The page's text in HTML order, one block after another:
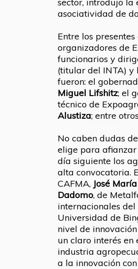
asociatividad de
Entre los
organizadores de
funcionarios y
(titular del INTA) y
fueron: el
Miguel Lifshitz; el
técnico de
Alustiza; entre
No caben dudas
elige para afianzar
día siguiente los
alta convocatoria.
CAFMA, José
Dadomo, de
internacionales del
Universidad de
nivel de
un claro interés
industria
a la innovación